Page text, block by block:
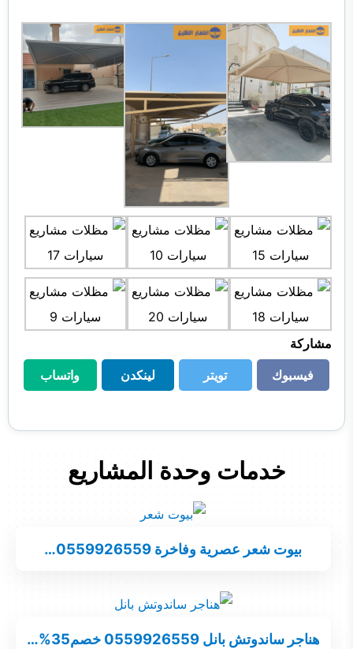
مشاركة
فيسبوك
فيسبوك
تويتر
تويتر
لينكدن
لينكدن
واتساب
واتساب
خدمات وحدة المشاريع
بيوت شعر عصرية وفاخرة 0559926559…
هناجر ساندوتش بانل 0559926559 خصم35%…